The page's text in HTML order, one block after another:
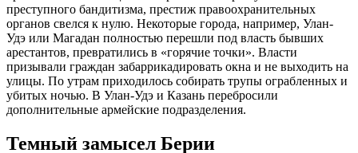
преступного бандитизма, престиж правоохранительных
органов свелся к нулю. Некоторые города, например, Улан-
Удэ или Магадан полностью перешли под власть бывших
арестантов, превратились в «горячие точки». Власти
призывали граждан забаррикадировать окна и не выходить на
улицы. По утрам приходилось собирать трупы ограбленных и
убитых ночью. В Улан-Удэ и Казань перебросили
дополнительные армейские подразделения.
Темный замысел Берии